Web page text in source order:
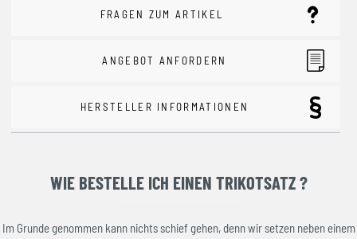
FRAGEN ZUM ARTIKEL
ANGEBOT ANFORDERN
HERSTELLER INFORMATIONEN
WIE BESTELLE ICH EINEN TRIKOTSATZ ?
Im Grunde genommen kann nichts schief gehen, denn wir setzen neben einem